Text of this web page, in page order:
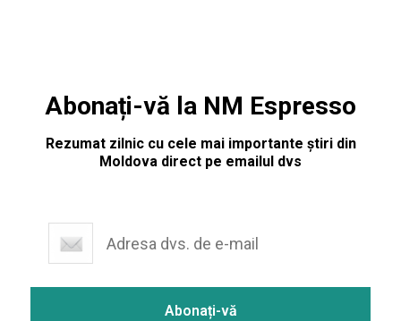
Abonați-vă la NM Espresso
Rezumat zilnic cu cele mai importante știri din
Moldova direct pe emailul dvs